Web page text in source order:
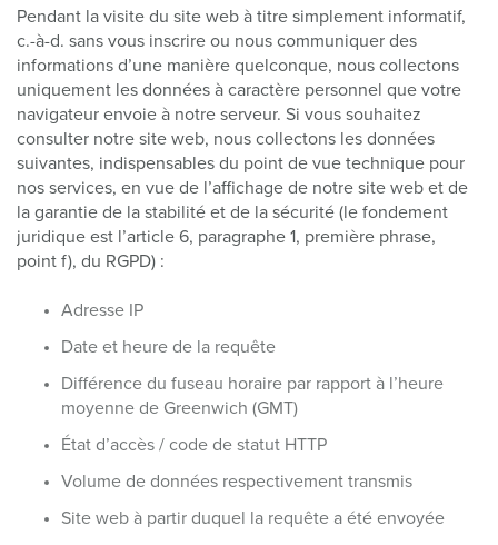
Pendant la visite du site web à titre simplement informatif,
c.-à-d. sans vous inscrire ou nous communiquer des
informations d’une manière quelconque, nous collectons
uniquement les données à caractère personnel que votre
navigateur envoie à notre serveur. Si vous souhaitez
consulter notre site web, nous collectons les données
suivantes, indispensables du point de vue technique pour
nos services, en vue de l’affichage de notre site web et de
la garantie de la stabilité et de la sécurité (le fondement
juridique est l’article 6, paragraphe 1, première phrase,
point f), du RGPD) :
Adresse IP
Date et heure de la requête
Différence du fuseau horaire par rapport à l’heure
moyenne de Greenwich (GMT)
État d’accès / code de statut HTTP
Volume de données respectivement transmis
Site web à partir duquel la requête a été envoyée